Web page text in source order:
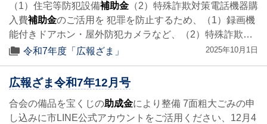
（1）住宅等防犯設備補助金 （2）特殊詐欺対策電話機器購
入費補助金のご活用を 犯罪を防止するため、（1）録画機
能付きドアホン・屋外防犯カメラなど、（2）特殊詐欺…
令和7年度「広報ざま」
2025年10月1日
広報ざま令和7年12月号
合会の備品を宝くじの助成金により整備 7面粗大ごみの申
し込みに市LINE公式アカウントをご活用ください、12月4